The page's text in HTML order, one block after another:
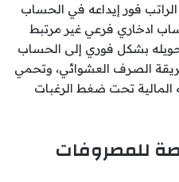
فور إيداعه في الحساب
ادخاري فرعي غير مرتبط
بشكل فوري إلى الحساب
الصرف العشوائي، وتحمي
المالية تحت ضغط الرغبات
للمصروفات